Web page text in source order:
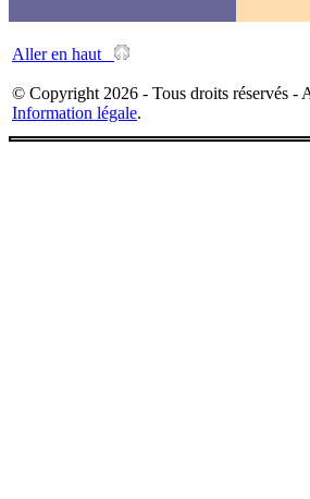
Aller en haut
© Copyright 2026 - Tous droits réservés -
Information légale.